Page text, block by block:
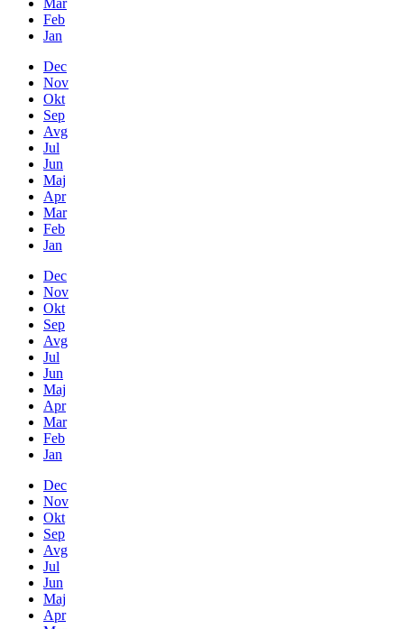
Feb
Jan
Dec
Nov
Okt
Sep
Avg
Jul
Jun
Maj
Apr
Mar
Feb
Jan
Dec
Nov
Okt
Sep
Avg
Jul
Jun
Maj
Apr
Mar
Feb
Jan
Dec
Nov
Okt
Sep
Avg
Jul
Jun
Maj
Apr